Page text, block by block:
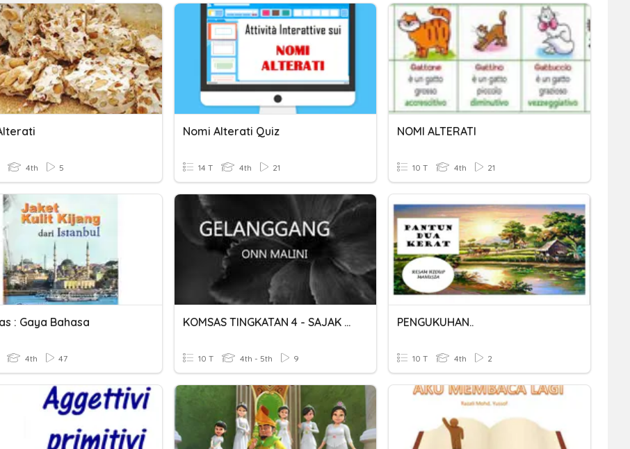
4th 5
Nomi Alterati Quiz
14 T 4th 21
NOMI ALTERATI
10 T 4th 21
: Gaya Bahasa
4th 47
KOMSAS TINGKATAN 4 - SAJAK GELANGGANG
10 T 4th - 5th 9
PENGUKUHAN..
10 T 4th 2